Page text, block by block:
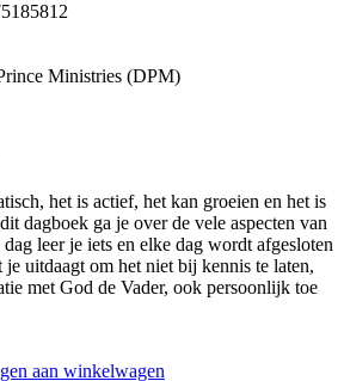
Ministries (DPM)
het is actief, het kan groeien en het is
dagboek ga je over de vele aspecten van
leer je iets en elke dag wordt afgesloten
je uitdaagt om het niet bij kennis te laten,
met God de Vader, ook persoonlijk toe
aan winkelwagen